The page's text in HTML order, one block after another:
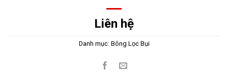
Liên hệ
Danh mục: Bông Lọc Bụi